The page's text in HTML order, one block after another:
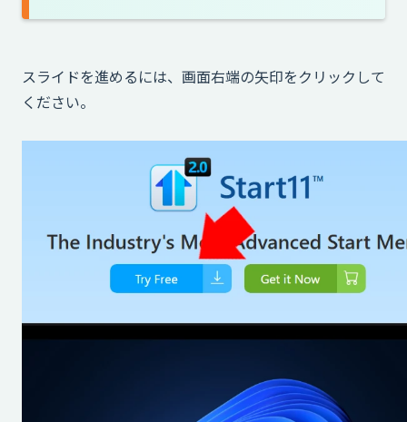
スライドを進めるには、画面右端の矢印をクリックして
ください。